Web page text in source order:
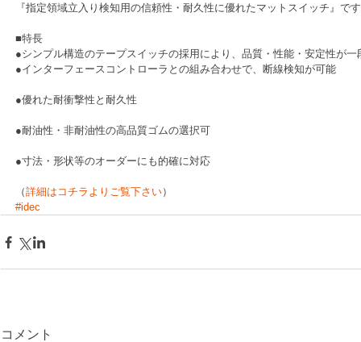
『指定領域立入り検知用の信頼性・耐久性に優れたマットスイッチ』で
■特長
●シンプル構造のテープスイッチの採用により、品質・性能・安定性が一
●インターフェースコントローラとの組み合わせで、断線検知が可能
●優れた耐衝撃性と耐久性
●耐油性・非耐油性の高品質ゴムの選択可
●寸法・形状等のオーダーにも的確に対応
（詳細はコチラよりご覧下さい）
#idec
コメント